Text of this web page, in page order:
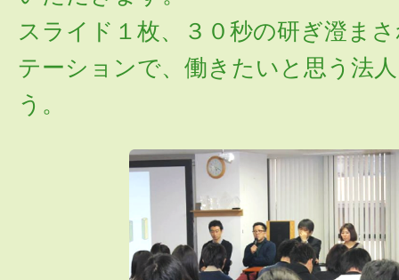
スライド１枚、３０秒の研ぎ澄ま
テーションで、働きたいと思う法
う。